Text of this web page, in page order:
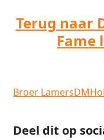
Terug naar
Fame
Broer Lamers
Deel dit op